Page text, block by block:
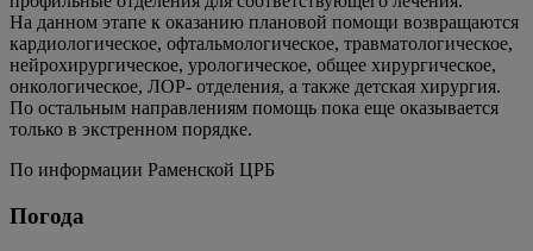
На данном этапе к оказанию плановой помощи возвращаются
кардиологическое, офтальмологическое, травматологическое,
нейрохирургическое, урологическое, общее хирургическое,
онкологическое, ЛОР- отделения, а также детская хирургия.
По остальным направлениям помощь пока еще оказывается
только в экстренном порядке.
По информации Раменской ЦРБ
Погода